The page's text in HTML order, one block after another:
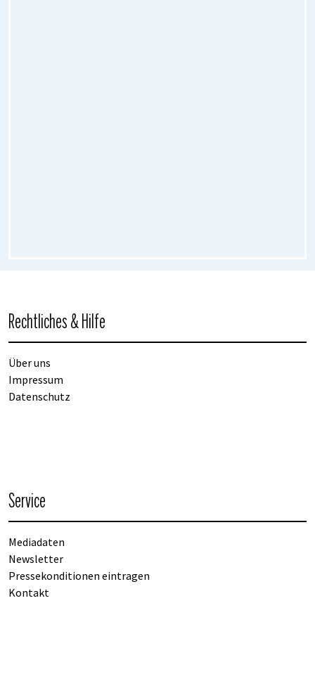
Rechtliches & Hilfe
Über uns
Impressum
Datenschutz
Service
Mediadaten
Newsletter
Pressekonditionen eintragen
Kontakt